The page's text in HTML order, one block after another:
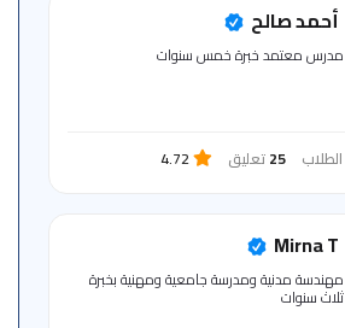
أحمد صالح
مدرس معتمد خبرة خمس سنوات
الطلاب 25تعليق 4.72
Mirna T
مهندسة مدنية ومدرسة جامعية ومهنية بخبرة
ثلاث سنوات